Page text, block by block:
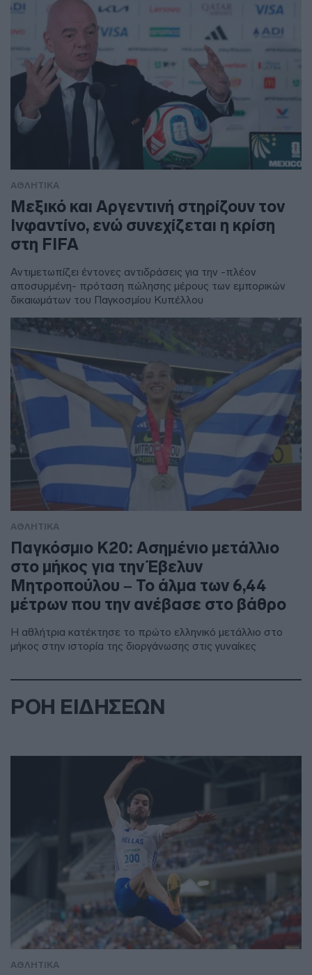
ΑΘΛΗΤΙΚΑ
Μεξικό και Αργεντινή στηρίζουν τον
Ινφαντίνο, ενώ συνεχίζεται η κρίση
στη FIFA
Αντιμετωπίζει έντονες αντιδράσεις για την -πλέον
αποσυρμένη- πρόταση πώλησης μέρους των εμπορικών
δικαιωμάτων του Παγκοσμίου Κυπέλλου
ΑΘΛΗΤΙΚΑ
Παγκόσμιο Κ20: Ασημένιο μετάλλιο
στο μήκος για την Έβελυν
Μητροπούλου – Το άλμα των 6,44
μέτρων που την ανέβασε στο βάθρο
Η αθλήτρια κατέκτησε το πρώτο ελληνικό μετάλλιο στο
μήκος στην ιστορία της διοργάνωσης στις γυναίκες
ΡΟΗ ΕΙΔΗΣΕΩΝ
ΑΘΛΗΤΙΚΑ